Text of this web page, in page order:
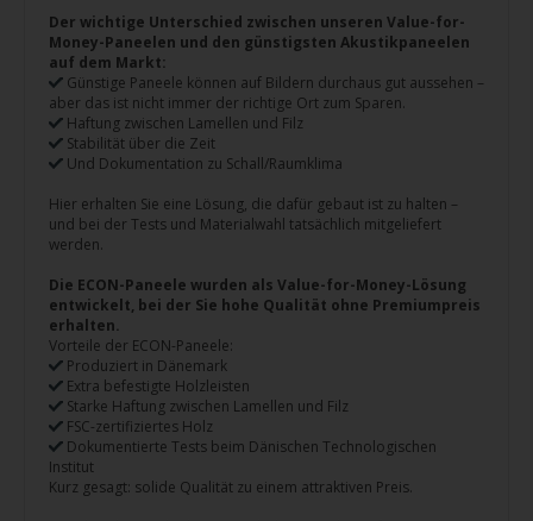
Der wichtige Unterschied zwischen unseren Value-for-
Money-Paneelen und den günstigsten Akustikpaneelen
auf dem Markt:
Günstige Paneele können auf Bildern durchaus gut aussehen –
aber das ist nicht immer der richtige Ort zum Sparen.
Haftung zwischen Lamellen und Filz
Stabilität über die Zeit
Und Dokumentation zu Schall/Raumklima
Hier erhalten Sie eine Lösung, die dafür gebaut ist zu halten –
und bei der Tests und Materialwahl tatsächlich mitgeliefert
werden.
Die ECON-Paneele wurden als Value-for-Money-Lösung
entwickelt, bei der Sie hohe Qualität ohne Premiumpreis
erhalten.
Vorteile der ECON-Paneele:
Produziert in Dänemark
Extra befestigte Holzleisten
Starke Haftung zwischen Lamellen und Filz
FSC-zertifiziertes Holz
Dokumentierte Tests beim Dänischen Technologischen
Institut
Kurz gesagt: solide Qualität zu einem attraktiven Preis.